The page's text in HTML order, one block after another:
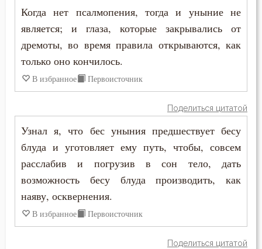
Когда нет псалмопения, тогда и уныние не
является; и глаза, которые закрывались от
дремоты, во время правила открываются, как
только оно кончилось.
В избранное Первоисточник
Поделиться цитатой
Узнал я, что бес уныния предшествует бесу
блуда и уготовляет ему путь, чтобы, совсем
расслабив и погрузив в сон тело, дать
возможность бесу блуда производить, как
наяву, осквернения.
В избранное Первоисточник
Поделиться цитатой